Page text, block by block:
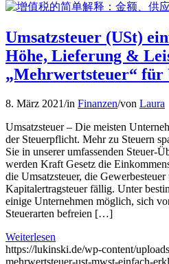
Umsatzsteuer (USt)
Höhe, Lieferung &
„Mehrwertsteuer“ für
8. März 2021/in Finanzen/von Laura
Umsatzsteuer – Die meisten
der Steuerpflicht. Mehr zu Steuern
Sie in unserer umfassenden Steuer-
werden Kraft Gesetz die
die Umsatzsteuer, die
Kapitalertragsteuer fällig. Unter
einige Unternehmen möglich, sich
Steuerarten befreien […]
Weiterlesen
https://lukinski.de/wp-content/
mehrwertsteuer-ust-mwst-einfach-